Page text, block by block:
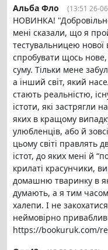
Альба Фло
(13:51 26-
НОВИНКА!
мені сказали, що я
тестувальницею нової
спробувати щось нове,
суму. Тільки мене
а інший світ, який
стають реальністю,
істоти, які застрягли
яких в кращому
улюбленців, або й
цьому світі правлять
істот, до яких мені й
крилаті красунчики,
домашню тваринку в
думають, а я тим
халепи. І не
неймовірно
https://bookuruk.com/